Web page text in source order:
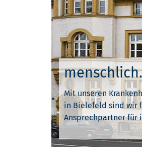
Mit unseren
in Bielefeld sind wir
Ansprechpartner für